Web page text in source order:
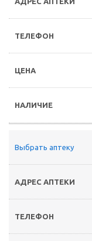
Выбрать аптеку